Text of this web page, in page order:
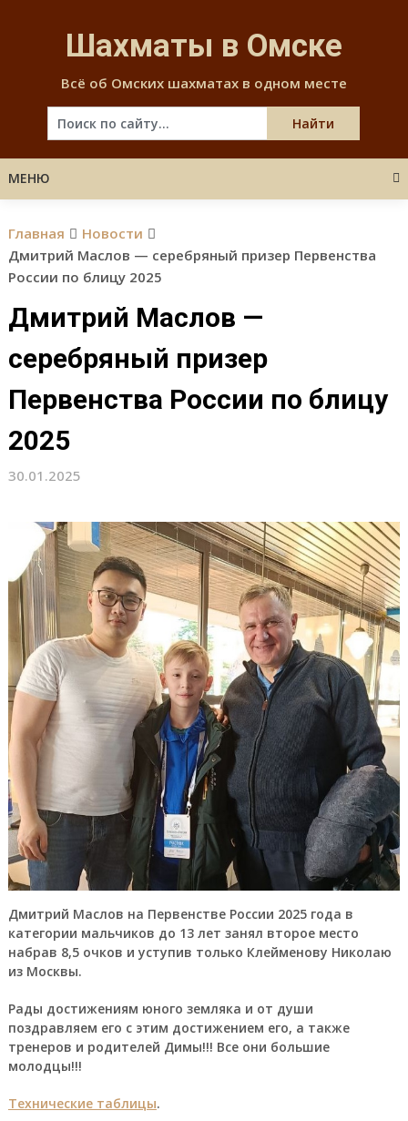
content
Шахматы в Омске
Всё об Омских шахматах в одном месте
МЕНЮ
Главная
Новости
Дмитрий Маслов — серебряный призер Первенства
России по блицу 2025
Дмитрий Маслов —
серебряный призер
Первенства России по блицу
2025
30.01.2025
Дмитрий Маслов на Первенстве России 2025 года в
категории мальчиков до 13 лет занял второе место
набрав 8,5 очков и уступив только Клейменову Николаю
из Москвы.
Рады достижениям юного земляка и от души
поздравляем его с этим достижением его, а также
тренеров и родителей Димы!!! Все они большие
молодцы!!!
Технические таблицы.